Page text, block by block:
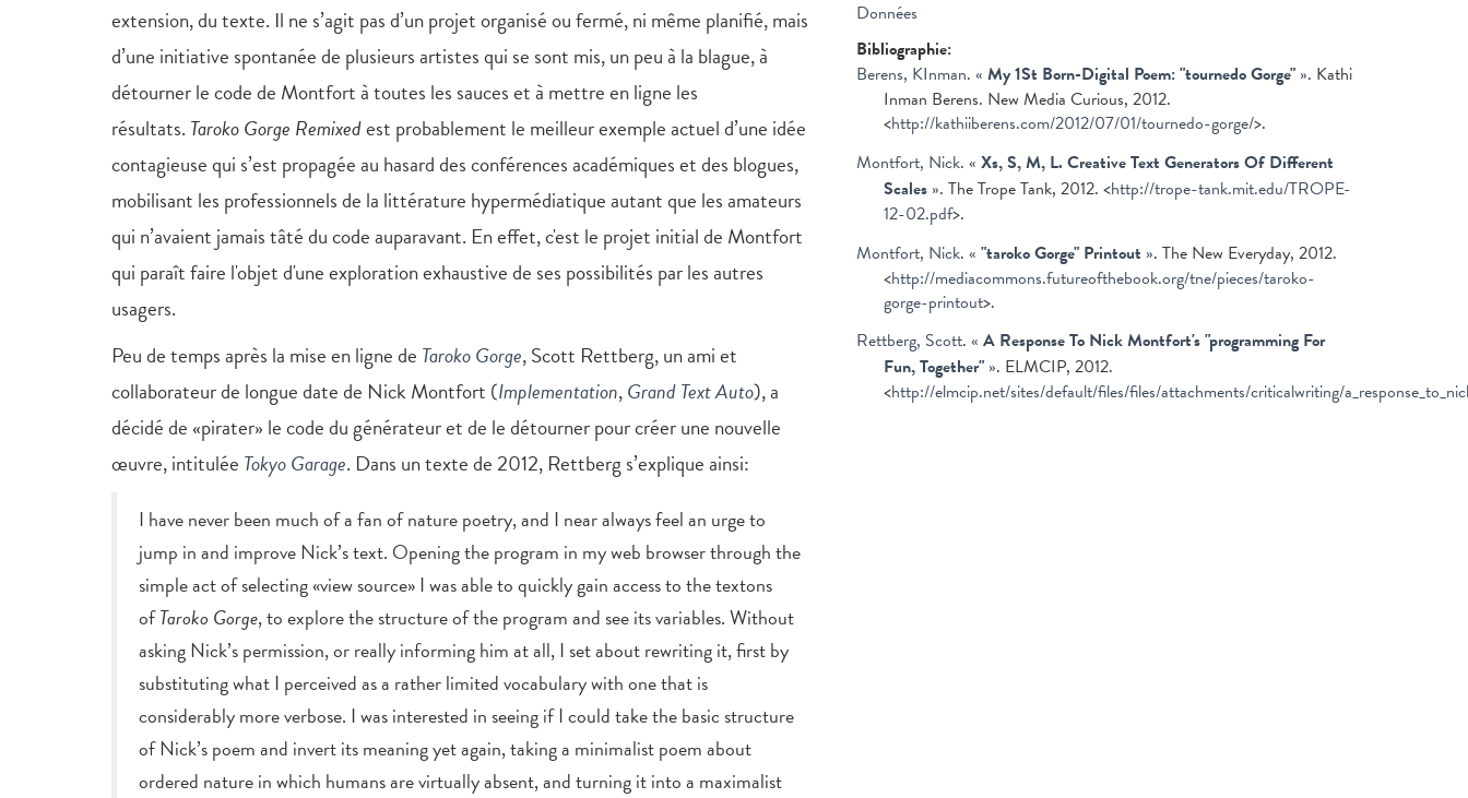
extension, du texte. Il ne s’agit pas d’un projet organisé ou fermé, ni même planifié, mais
d’une initiative spontanée de plusieurs artistes qui se sont mis, un peu à la blague, à
détourner le code de Montfort à toutes les sauces et à mettre en ligne les
résultats. Taroko Gorge Remixedest probablement le meilleur exemple actuel d’une idée
contagieuse qui s’est propagée au hasard des conférences académiques et des blogues,
mobilisant les professionnels de la littérature hypermédiatique autant que les amateurs
qui n’avaient jamais tâté du code auparavant. En effet, c'est le projet initial de Montfort
qui paraît faire l'objet d'une exploration exhaustive de ses possibilités par les autres
usagers.
Peu de temps après la mise en ligne de Taroko Gorge, Scott Rettberg, un ami et
collaborateur de longue date de Nick Montfort (Implementation,Grand Text Auto), a
décidé de «pirater» le code du générateur et de le détourner pour créer une nouvelle
œuvre, intitulée Tokyo Garage. Dans un texte de 2012, Rettberg s’explique ainsi:
I have never been much of a fan of nature poetry, and I near always feel an urge to
jump in and improve Nick’s text. Opening the program in my web browser through the
simple act of selecting «view source» I was able to quickly gain access to the textons
ofTaroko Gorge, to explore the structure of the program and see its variables. Without
asking Nick’s permission, or really informing him at all, I set about rewriting it, first by
substituting what I perceived as a rather limited vocabulary with one that is
considerably more verbose. I was interested in seeing if I could take the basic structure
of Nick’s poem and invert its meaning yet again, taking a minimalist poem about
ordered nature in which humans are virtually absent, and turning it into a maximalist
Données
Bibliographie:
Berens, KInman.«My 1St Born-Digital Poem: "tournedo Gorge" ». Kathi
Inman Berens. New Media Curious, 2012.
<http://kathiiberens.com/2012/07/01/tournedo-gorge/>.
Montfort, Nick.«Xs, S, M, L. Creative Text Generators Of Different
Scales ». The Trope Tank, 2012. <http://trope-tank.mit.edu/TROPE-
12-02.pdf>.
Montfort, Nick.«"taroko Gorge" Printout ». The New Everyday, 2012.
<http://mediacommons.futureofthebook.org/tne/pieces/taroko-
gorge-printout>.
Rettberg, Scott.«A Response To Nick Montfort's "programming For
Fun, Together" ». ELMCIP, 2012.
<http://elmcip.net/sites/default/files/files/attachments/criticalwriting/